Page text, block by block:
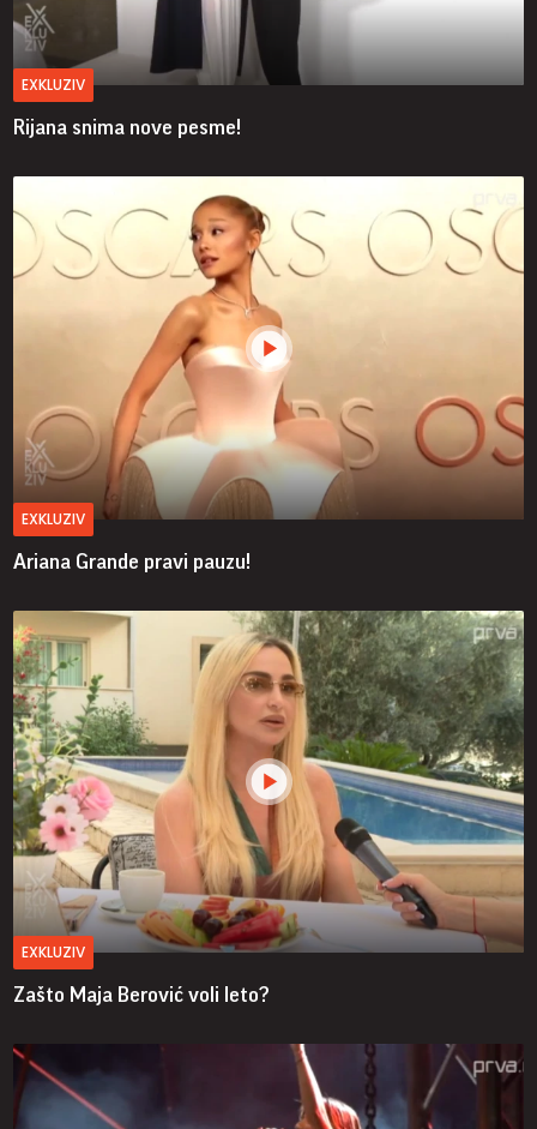
EXKLUZIV
Rijana snima nove pesme!
EXKLUZIV
Ariana Grande pravi pauzu!
EXKLUZIV
Zašto Maja Berović voli leto?